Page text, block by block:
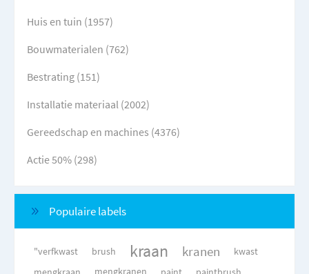
Huis en tuin (1957)
Bouwmaterialen (762)
Bestrating (151)
Installatie materiaal (2002)
Gereedschap en machines (4376)
Actie 50% (298)
Populaire labels
"verfkwast brush kraan kranen
kwast